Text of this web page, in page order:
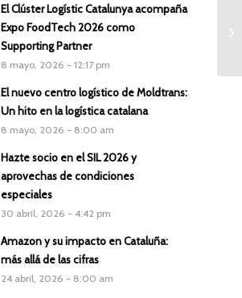
El Clúster Logístic Catalunya acompaña
Expo FoodTech 2026 como
Supporting Partner
8 mayo, 2026 - 12:17 pm
El nuevo centro logístico de Moldtrans:
Un hito en la logística catalana
8 mayo, 2026 - 8:00 am
Hazte socio en el SIL 2026 y
aprovechas de condiciones
especiales
30 abril, 2026 - 4:42 pm
Amazon y su impacto en Cataluña:
más allá de las cifras
24 abril, 2026 - 8:00 am